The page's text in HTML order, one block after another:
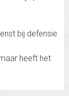
bij defensie
heeft het